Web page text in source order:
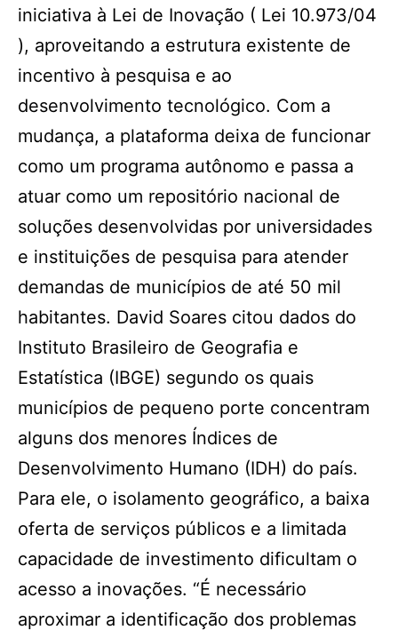
iniciativa à Lei de Inovação ( Lei 10.973/04
), aproveitando a estrutura existente de
incentivo à pesquisa e ao
desenvolvimento tecnológico. Com a
mudança, a plataforma deixa de funcionar
como um programa autônomo e passa a
atuar como um repositório nacional de
soluções desenvolvidas por universidades
e instituições de pesquisa para atender
demandas de municípios de até 50 mil
habitantes. David Soares citou dados do
Instituto Brasileiro de Geografia e
Estatística (IBGE) segundo os quais
municípios de pequeno porte concentram
alguns dos menores Índices de
Desenvolvimento Humano (IDH) do país.
Para ele, o isolamento geográfico, a baixa
oferta de serviços públicos e a limitada
capacidade de investimento dificultam o
acesso a inovações. “É necessário
aproximar a identificação dos problemas